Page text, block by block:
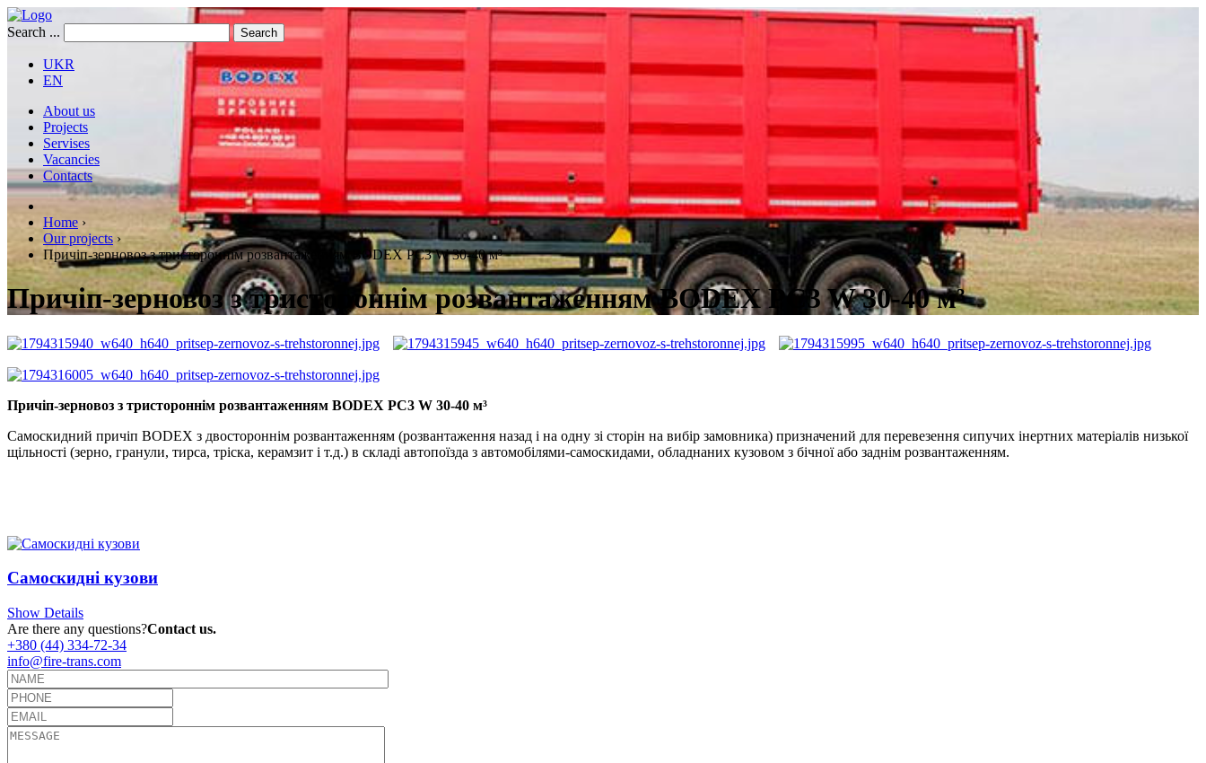
Search ... Search
UKR
EN
About us
Projects
Servises
Vacancies
Contacts
Home ›
Our projects ›
Причіп-зерновоз з тристороннім розвантаженням BODEX PC3 W 30-40 м³
Причіп-зерновоз з тристороннім розвантаженням BODEX PC3 W 30-40 м³
Причіп-зерновоз з тристороннім розвантаженням BODEX PC3 W 30-40 м³
Самоскидний причіп BODEX з двостороннім розвантаженням (розвантаження назад і на одну зі сторін на вибір замовника) призначений для перевезення сипучих інертних матеріалів низької
щільності (зерно, гранули, тирса, тріска, керамзит і т.д.) в складі автопоїзда з автомобілями-самоскидами, обладнаних кузовом з бічної або заднім розвантаженням.
Самоскидні кузови
Show Details
Are there any questions?Contact us.
+380 (44) 334-72-34
info@fire-trans.com